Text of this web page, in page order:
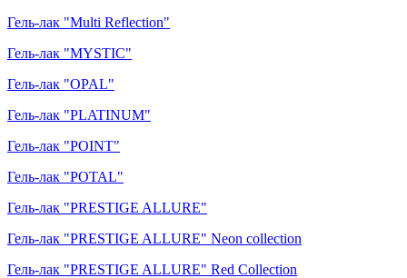
Гель-лак "Multi Reflection"
Гель-лак "MYSTIC"
Гель-лак "OPAL"
Гель-лак "PLATINUM"
Гель-лак "POINT"
Гель-лак "POTAL"
Гель-лак "PRESTIGE ALLURE"
Гель-лак "PRESTIGE ALLURE" Neon collection
Гель-лак "PRESTIGE ALLURE" Red Collection